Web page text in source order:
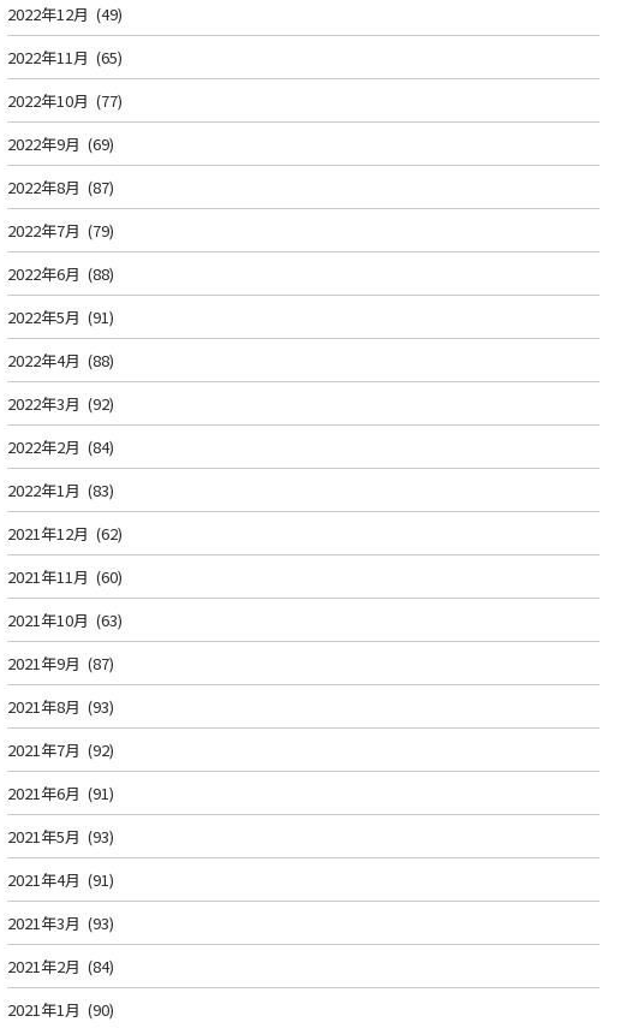
2022年12月 (49)
2022年11月 (65)
2022年10月 (77)
2022年9月 (69)
2022年8月 (87)
2022年7月 (79)
2022年6月 (88)
2022年5月 (91)
2022年4月 (88)
2022年3月 (92)
2022年2月 (84)
2022年1月 (83)
2021年12月 (62)
2021年11月 (60)
2021年10月 (63)
2021年9月 (87)
2021年8月 (93)
2021年7月 (92)
2021年6月 (91)
2021年5月 (93)
2021年4月 (91)
2021年3月 (93)
2021年2月 (84)
2021年1月 (90)